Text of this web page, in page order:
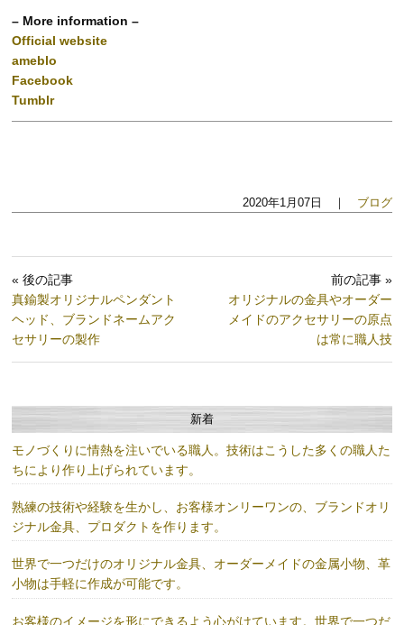
– More information –
Official website
ameblo
Facebook
Tumblr
2020年1月07日 ｜ ブログ
« 後の記事
真鍮製オリジナルペンダント
ヘッド、ブランドネームアク
セサリーの製作
前の記事 »
オリジナルの金具やオーダー
メイドのアクセサリーの原点
は常に職人技
新着
モノづくりに情熱を注いでいる職人。技術はこうした多くの職人た
ちにより作り上げられています。
熟練の技術や経験を生かし、お客様オンリーワンの、ブランドオリ
ジナル金具、プロダクトを作ります。
世界で一つだけのオリジナル金具、オーダーメイドの金属小物、革
小物は手軽に作成が可能です。
お客様のイメージを形にできるよう心がけています。世界で一つだ